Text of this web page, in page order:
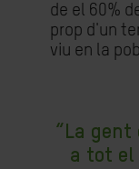
de el 60%
prop d'un
viu en la
“La
a tot el